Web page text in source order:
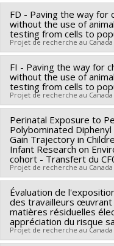
Grant programs:
Junior 2
Lead researcher : Marc-
Funding sources:
naturelles et génie du
Grant programs:
subvention à la
FD - Paving the way for
without the use of
testing from cells to
Projet de recherche au Canada
Lead researcher : Marc-
Co-researchers :
Funding sources:SPIIE/
interorganismes à
Grant programs:
recherche - Exploration
FI - Paving the way for
without the use of
testing from cells to
Projet de recherche au Canada
Lead researcher : Marc-
Co-researchers :
Funding sources:SPIIE/
interorganismes à
Grant programs:
recherche - Exploration
Perinatal Exposure to
Polybominated
Gain Trajectory in
Infant Research on
cohort - Transfert du
Projet de recherche au Canada
Lead researcher :
Co-researchers : Marc-
Arbuckle,Gina Muckle,
Funding sources:IRSC/
Évaluation de
des travailleurs œuvrant
matières résiduelles
appréciation du risque
Projet de recherche au Canada